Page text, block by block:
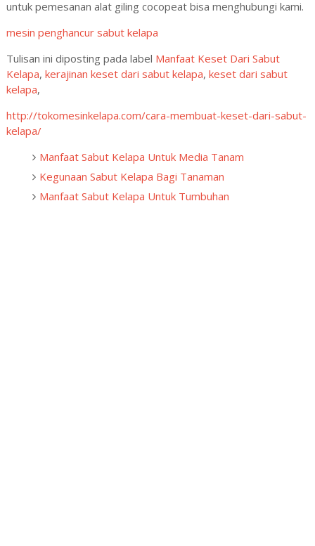
untuk pemesanan alat giling cocopeat bisa menghubungi kami.
mesin penghancur sabut kelapa
Tulisan ini diposting pada label Manfaat Keset Dari Sabut
Kelapa, kerajinan keset dari sabut kelapa, keset dari sabut
kelapa,
http://tokomesinkelapa.com/cara-membuat-keset-dari-sabut-
kelapa/
Manfaat Sabut Kelapa Untuk Media Tanam
Kegunaan Sabut Kelapa Bagi Tanaman
Manfaat Sabut Kelapa Untuk Tumbuhan